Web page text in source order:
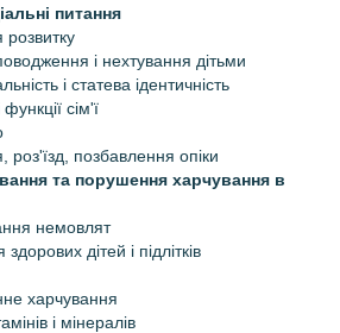
питання
і нехтування дітьми
і статева ідентичність
сім'ї
роз'їзд, позбавлення опіки
та порушення харчування в
немовлят
дітей і підлітків
харчування
і мінералів